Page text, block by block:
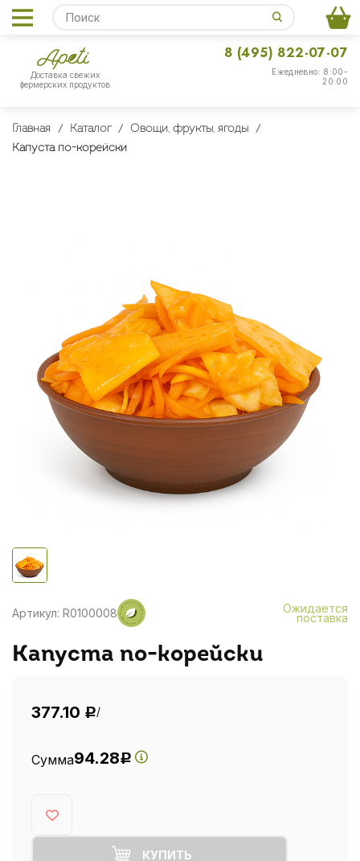
Доставка свежих
фермерских продуктов
Ежедневно: 8:00-
20:00
8 (495) 822-07-07
Главная Каталог
Овощи, фрукты, ягоды
Капуста по-корейски
Артикул: R0100008 Ожидается
поставка
Капуста по-корейски
377.10 Р/
Сумма94.28Р
КУПИТЬ